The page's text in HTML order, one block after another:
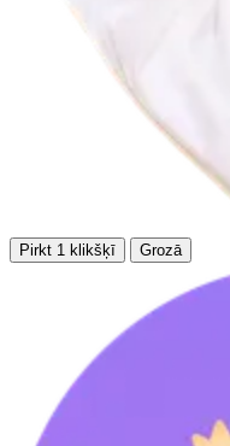
Pirkt 1 klikšķī Grozā